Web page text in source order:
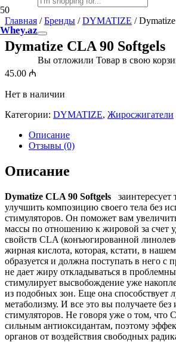
Whey.az
Вы отложили Товар в свою
Главная /Бренды /DYMATIZE /
Dymatize CLA 90 Softgels
45.00 ₼
Нет в наличии
Категории: DYMATIZE, Жиросжигатели
Описание
Отзывы (0)
Описание
Dymatize CLA 90 Softgels
заинтересует
улучшить композицию своего тела без
стимуляторов. Он поможет вам
массы по отношению к жировой за счет
свойств CLA (конъюгированной
жирная кислота, которая, кстати, в
образуется и должна поступать в него с
не дает жиру откладываться в
стимулирует высвобождение уже
из подобных зон. Еще она способствует
метаболизму. И все это вы получаете без
стимуляторов. Не говоря уже о том, что
сильным антиоксидантам, поэтому
органов от воздействия свободных